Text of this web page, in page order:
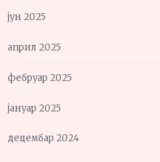
јун 2025
април 2025
фебруар 2025
јануар 2025
децембар 2024